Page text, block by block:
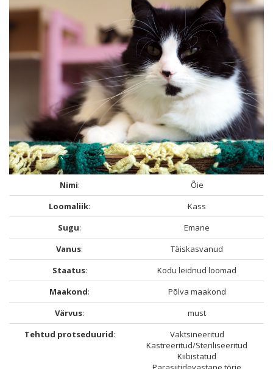
Nimi:
Õie
Loomaliik:
Kass
Sugu:
Emane
Vanus:
Täiskasvanud
Staatus:
Kodu leidnud loomad
Maakond:
Põlva maakond
Värvus:
must
Tehtud protseduurid:
Vaktsineeritud
Kastreeritud/Steriliseeritud
Kiibistatud